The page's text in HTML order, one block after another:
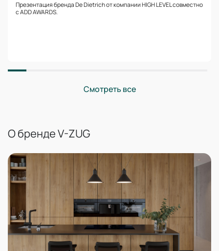
Презентация бренда De Dietrich от компании HIGH LEVEL совместно
с ADD AWARDS.
Смотреть все
О бренде V-ZUG